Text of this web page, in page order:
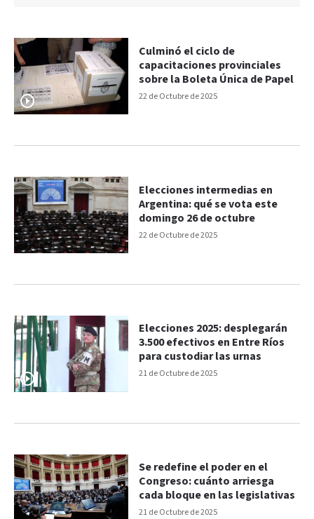
22 de Octubre de 2025
Culminó el ciclo de
capacitaciones provinciales
sobre la Boleta Única de Papel
22 de Octubre de 2025
Elecciones intermedias en
Argentina: qué se vota este
domingo 26 de octubre
21 de Octubre de 2025
Elecciones 2025: desplegarán
3.500 efectivos en Entre Ríos
para custodiar las urnas
21 de Octubre de 2025
Se redefine el poder en el
Congreso: cuánto arriesga
cada bloque en las legislativas